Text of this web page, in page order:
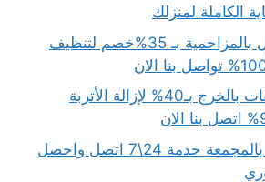
شركة تنظيف منازل بالمزاحمية بـ 35%خصم لتنظيف
شركة تنظيف مكيفات بالخرج بـ40% لإزالة الأتربة
شركة تنظيف فلل بالمجمعة خدمة 24\7 اتصل واحصل